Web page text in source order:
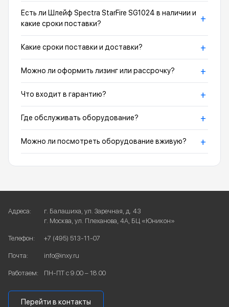
Есть ли Шлейф Spectra StarFire SG1024 в наличии и
какие сроки поставки?
+
Какие сроки поставки и доставки? +
Можно ли оформить лизинг или рассрочку? +
Что входит в гарантию? +
Где обслуживать оборудование? +
Можно ли посмотреть оборудование вживую? +
Адреса:
г. Балашиха, ул. Заречная, д. 43
г. Москва, ул. Плеханова, 4А, БЦ «Юникон»
Телефон: +7 (495) 513-11-07
Почта: info@inxy.ru
Работаем: ПН-ПТ с 9.00 – 18.00
Перейти в контакты